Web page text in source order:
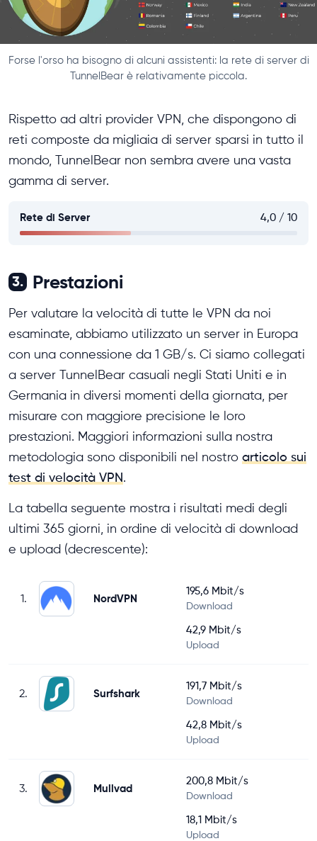
Forse l'orso ha bisogno di alcuni assistenti: la rete di server di
TunnelBear è relativamente piccola.
Rispetto ad altri provider VPN, che dispongono di
reti composte da migliaia di server sparsi in tutto il
mondo, TunnelBear non sembra avere una vasta
gamma di server.
Rete di Server 4,0 / 10
3. Prestazioni
Per valutare la velocità di tutte le VPN da noi
esaminate, abbiamo utilizzato un server in Europa
con una connessione da 1 GB/s. Ci siamo collegati
a server TunnelBear casuali negli Stati Uniti e in
Germania in diversi momenti della giornata, per
misurare con maggiore precisione le loro
prestazioni. Maggiori informazioni sulla nostra
metodologia sono disponibili nel nostro articolo sui
test di velocità VPN.
La tabella seguente mostra i risultati medi degli
ultimi 365 giorni, in ordine di velocità di download
e upload (decrescente):
1. NordVPN
195,6 Mbit/s
Download
42,9 Mbit/s
Upload
2. Surfshark
191,7 Mbit/s
Download
42,8 Mbit/s
Upload
3. Mullvad
200,8 Mbit/s
Download
18,1 Mbit/s
Upload